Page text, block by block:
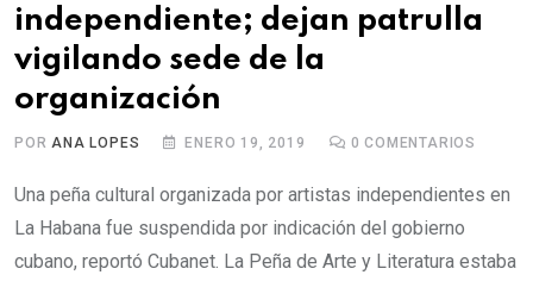
independiente; dejan patrulla
vigilando sede de la
organización
POR ANA LOPES ENERO 19, 2019 0 COMENTARIOS
Una peña cultural organizada por artistas independientes en
La Habana fue suspendida por indicación del gobierno
cubano, reportó Cubanet. La Peña de Arte y Literatura estaba